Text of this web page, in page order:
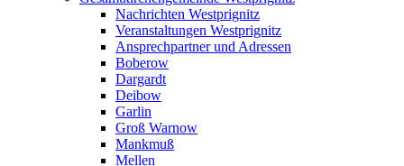
Nachrichten Westprignitz
Veranstaltungen Westprignitz
Ansprechpartner und Adressen
Boberow
Dargardt
Deibow
Garlin
Groß Warnow
Mankmuß
Mellen